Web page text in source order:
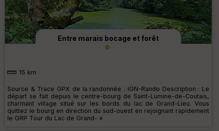
Entre marais bocage et forêt
15 km
Source & Trace GPX de la randonnée : IGN-Rando Description : Le
départ se fait depuis le centre-bourg de Saint-Lumine-de-Coutais,
charmant village situé sur les bords du lac de Grand-Lieu. Vous
quittez le bourg en direction du sud-ouest en rejoignant rapidement
le GRP Tour du Lac de Grand- »